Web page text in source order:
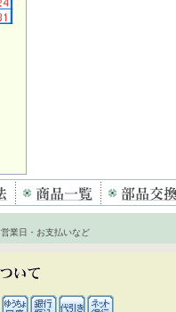
営業日・お支払いなど